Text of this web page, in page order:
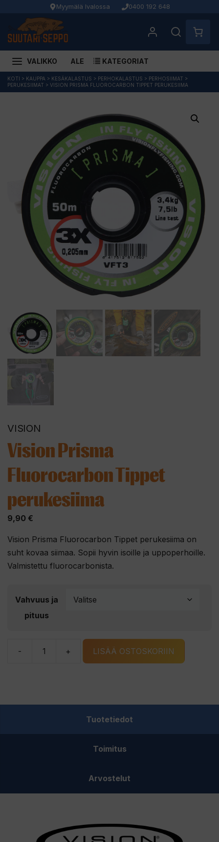
Myymälä Ivalossa 0400 192 648
VALIKKO ALE KATEGORIAT
Siirry
sisältöön
KOTI > KAUPPA > KESÄKALASTUS > PERHOKALASTUS > PERHOSIIMAT >
PERUKESIIMAT > VISION PRISMA FLUOROCARBON TIPPET PERUKESIIMA
VISION
Vision Prisma
Fluorocarbon Tippet
perukesiima
9,90 €
Vision Prisma Fluorocarbon Tippet perukesiima on
suht kovaa siimaa. Sopii hyvin isoille ja uppoperhoille.
Valmistettu fluorocarbonista.
Vahvuus ja
pituus
-
Vision
määrä
+ LISÄÄ OSTOSKORIIN
Tuotetiedot
Toimitus
Arvostelut